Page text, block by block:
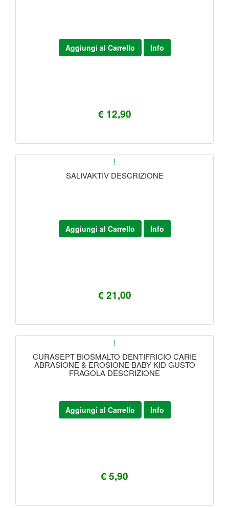
€ 12,90
Aggiungi al Carrello Info
!
SALIVAKTIV DESCRIZIONE
€ 21,00
Aggiungi al Carrello Info
!
CURASEPT BIOSMALTO DENTIFRICIO CARIE
ABRASIONE & EROSIONE BABY KID GUSTO
FRAGOLA DESCRIZIONE
€ 5,90
Aggiungi al Carrello Info